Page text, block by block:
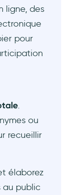
ligne, des
pour
.
ou
recueillir
élaborez
au public